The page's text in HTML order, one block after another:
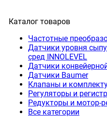
Каталог товаров
Частотные
Датчики уровня
сред INNOLEVEL
Датчики
Датчики Baumer
Клапаны и
Регуляторы и
Редукторы и мотор-
Все категории